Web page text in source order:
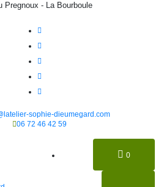
Pregnoux - La Bourboule
sophie-dieumegard.com
06 72 46 42 59
0